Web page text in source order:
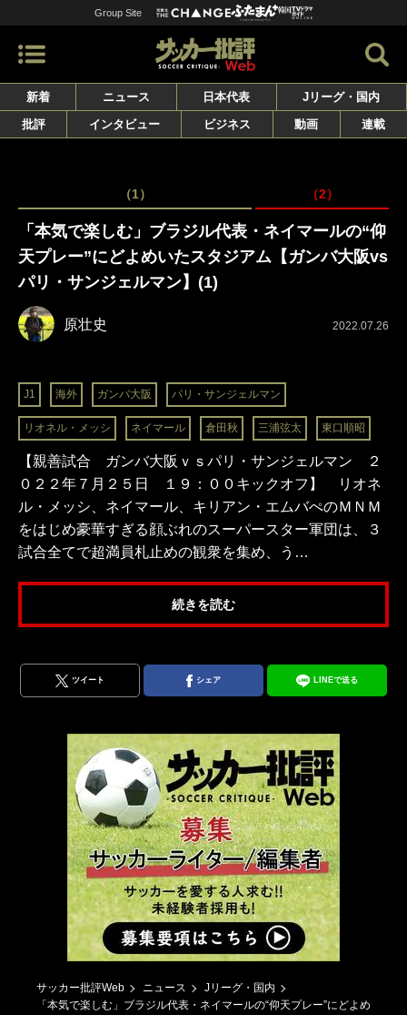
Group Site
新着 ニュース 日本代表
Jリーグ・国内
批評
インタビュー ビジネス 動画 連載
（1） （2）
「本気で楽しむ」ブラジル代表・ネイマールの“仰
天プレー”にどよめいたスタジアム【ガンバ大阪vs
パリ・サンジェルマン】(1)
原壮史 2022.07.26
J1 海外 ガンバ大阪 パリ・サンジェルマン
リオネル・メッシ ネイマール 倉田秋 三浦弦太 東口順昭
【親善試合 ガンバ大阪ｖｓパリ・サンジェルマン ２
０２２年７月２５日 １９：００キックオフ】 リオネ
ル・メッシ、ネイマール、キリアン・エムバぺのＭＮＭ
をはじめ豪華すぎる顔ぶれのスーパースター軍団は、３
試合全てで超満員札止めの観衆を集め、う…
続きを読む
ツイート シェア LINEで送る
サッカー批評Web ニュース
Jリーグ・国内
「本気で楽しむ」ブラジル代表・ネイマールの“仰天プレー”にどよめ